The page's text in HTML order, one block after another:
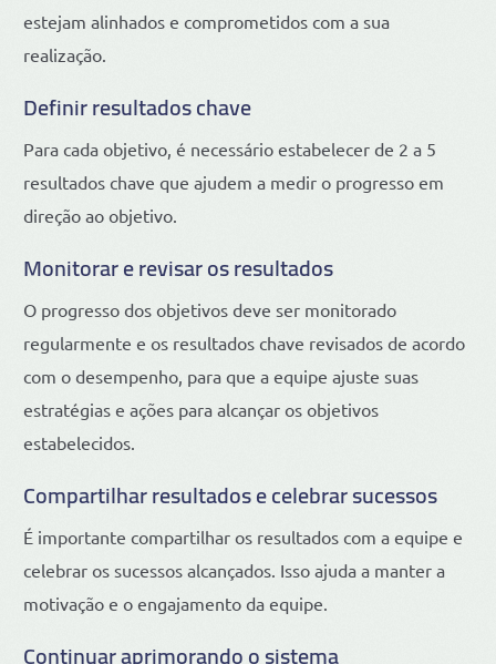
estejam alinhados e comprometidos com a sua
realização.
Definir resultados chave
Para cada objetivo, é necessário estabelecer de 2 a 5
resultados chave que ajudem a medir o progresso em
direção ao objetivo.
Monitorar e revisar os resultados
O progresso dos objetivos deve ser monitorado
regularmente e os resultados chave revisados de acordo
com o desempenho, para que a equipe ajuste suas
estratégias e ações para alcançar os objetivos
estabelecidos.
Compartilhar resultados e celebrar sucessos
É importante compartilhar os resultados com a equipe e
celebrar os sucessos alcançados. Isso ajuda a manter a
motivação e o engajamento da equipe.
Continuar aprimorando o sistema